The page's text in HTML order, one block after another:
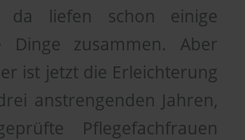
da liefen schon einige
Dinge zusammen. Aber
ist jetzt die Erleichterung
anstrengenden Jahren,
Pflegefachfrauen